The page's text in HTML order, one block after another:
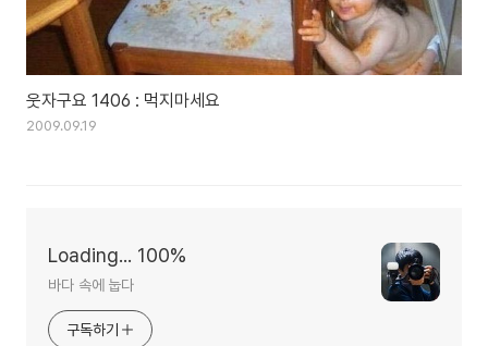
웃자구요 1406 : 먹지마세요
2009.09.19
Loading... 100%
바다 속에 눕다
구독하기